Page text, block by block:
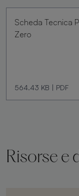
Scheda Tecnica
Zero
564.43 KB | PDF
Risorse e